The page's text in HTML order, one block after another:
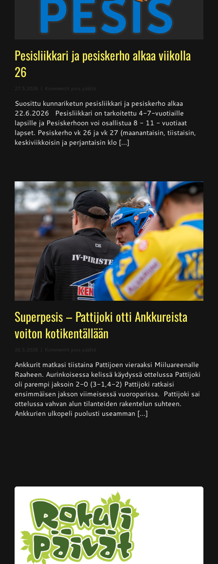
Pesisliikkari ja pesiskerho alkaa viikolla
26
27.5.2026 Kommentit pois päältä
ja
pesiskerho
alkaa
viikolla
26
Suosittu kunnariketun pesisliikkari ja pesiskerho alkaa
22.6.2026 Pesisliikkari on tarkoitettu 4-7-vuotiaille
lapsille ja Pesiskerhoon voi osallistua 8 - 11 - vuotiaat
lapset. Pesiskerho vk 26 ja vk 27 (maanantaisin, tiistaisin,
keskiviikkoisin ja perjantaisin klo [...]
Superpesis – Pattijoki otti Ankkureista
voiton kotikentällään
26.5.2026 Kommentit pois päältä
–
Pattijoki
otti
Ankkureista
voiton
kotikentällään
Ankkurit matkasi tiistaina Pattijoen vieraaksi Miiluareenalle
Raaheen. Aurinkoisessa kelissä käydyssä ottelussa Pattijoki
oli parempi jaksoin 2-0 (3-1,4-2) Pattijoki ratkaisi
ensimmäisen jakson viimeisessä vuoroparissa. Pattijoki sai
ottelussa vahvan alun tilanteiden rakentelun suhteen.
Ankkurien ulkopeli puolusti useamman [...]